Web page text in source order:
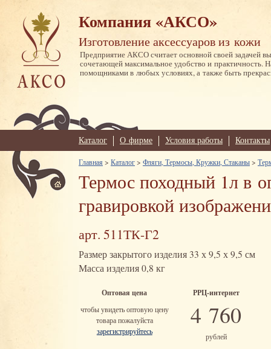
Компания «АКСО»
Изготовление аксессуаров из кожи
Предприятие АКСО считает основной своей задачей
сочетающей максимальное удобство и практичность.
помощниками в любых условиях, а также быть
Каталог О фирме Условия работы Контакты
Главная > Каталог> Фляги, Термосы, Кружки, Стаканы>
Термос походный 1л в
гравировкой
арт. 511ТК-Г2
Размер закрытого изделия 33 х 9,5 х 9,5 см
Масса изделия 0,8 кг
Оптовая цена
чтобы увидеть оптовую цену
товара пожалуйста
зарегистрируйтесь
РРЦ-интернет
4 760
рублей